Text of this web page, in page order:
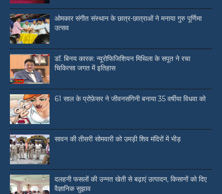
ओमकार संगीत संस्थान के छात्र-छात्राओं ने मनाया गुरु पूर्णिमा
उत्सव
डॉ. बिनय कारक: न्यूरोफिजिशियन मिथिला के सपूत ने रचा
चिकित्सा जगत में इतिहास
61 साल के प्रोफ़ेसर ने जीवनसंगिनी बनाया 35 वर्षीया विधवा को
सावन की तीसरी सोमवारी को उमड़ी शिव मंदिरों में भीड़
दलहनी फसलों की उन्नत खेती से बढ़ाएं उत्पादन, किसानों को दिए
वैज्ञानिक सुझाव